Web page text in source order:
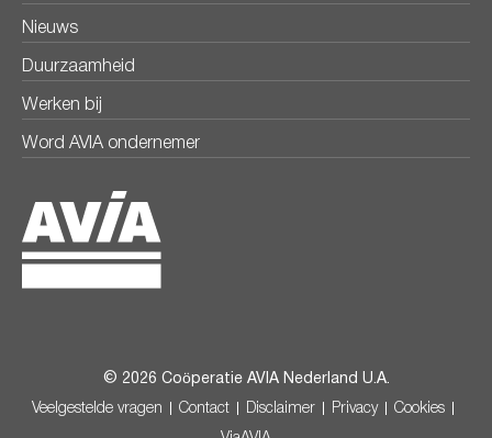
Nieuws
Duurzaamheid
Werken bij
Word AVIA ondernemer
© 2026 Coöperatie AVIA Nederland U.A.
Veelgestelde vragen Contact Disclaimer Privacy Cookies